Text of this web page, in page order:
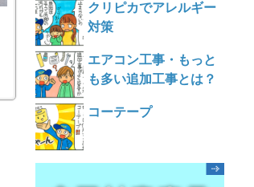
クリピカでアレルギー
対策
エアコン工事・もっと
も多い追加工事とは？
コーテープ